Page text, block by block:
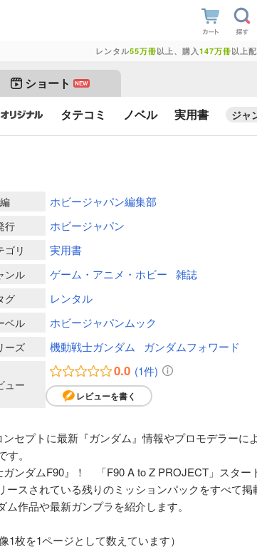
レンタル55万冊以上、購入 147万冊以上
ショート NEW
タテコミ ノベル 実用書 ジャ
編 ホビージャパン編集部
行 ホビージャパン
ゴリ 実用書
ンル ゲーム・アニメ・ホビー 雑誌
グ レンタル
ベル ホビージャパンムック
ーズ 機動戦士ガンダム ガンダムフォワード
ュー
0.0 (1件)
レビューを書く
ンセプトに最新『ガンダム』情報やプロモデラー
。
ンダムF90』！ 「F90 A to Z PROJECT」スタ
ースされている残りのミッションパックをすべて
作品や最新ガンプラを紹介します。
1枚を1ページとして数えています）